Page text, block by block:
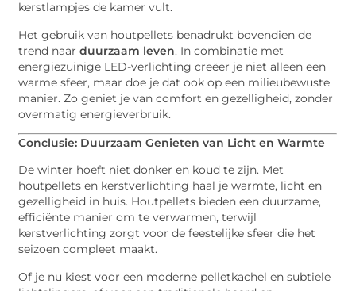
kerstlampjes de kamer vult.
Het gebruik van houtpellets benadrukt bovendien de
trend naarduurzaam leven. In combinatie met
energiezuinige LED-verlichting creëer je niet alleen een
warme sfeer, maar doe je dat ook op een milieubewuste
manier. Zo geniet je van comfort en gezelligheid, zonder
overmatig energieverbruik.
Conclusie: Duurzaam Genieten van Licht en Warmte
De winter hoeft niet donker en koud te zijn. Met
houtpellets en kerstverlichting haal je warmte, licht en
gezelligheid in huis. Houtpellets bieden een duurzame,
efficiënte manier om te verwarmen, terwijl
kerstverlichting zorgt voor de feestelijke sfeer die het
seizoen compleet maakt.
Of je nu kiest voor een moderne pelletkachel en subtiele